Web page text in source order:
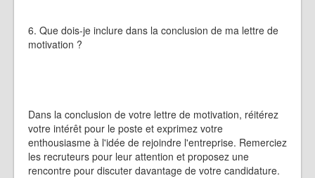
6. Que dois-je inclure dans la conclusion de ma lettre de
motivation ?
Dans la conclusion de votre lettre de motivation, réitérez
votre intérêt pour le poste et exprimez votre
enthousiasme à l'idée de rejoindre l'entreprise. Remerciez
les recruteurs pour leur attention et proposez une
rencontre pour discuter davantage de votre candidature.